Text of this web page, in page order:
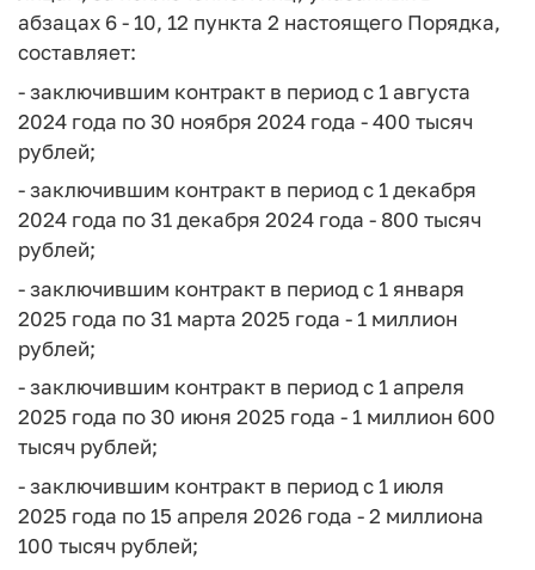
абзацах 6 - 10, 12 пункта 2 настоящего Порядка,
составляет:
- заключившим контракт в период с 1 августа
2024 года по 30 ноября 2024 года - 400 тысяч
рублей;
- заключившим контракт в период с 1 декабря
2024 года по 31 декабря 2024 года - 800 тысяч
рублей;
- заключившим контракт в период с 1 января
2025 года по 31 марта 2025 года - 1 миллион
рублей;
- заключившим контракт в период с 1 апреля
2025 года по 30 июня 2025 года - 1 миллион 600
тысяч рублей;
- заключившим контракт в период с 1 июля
2025 года по 15 апреля 2026 года - 2 миллиона
100 тысяч рублей;